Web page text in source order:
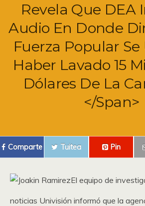
Revela Que DEA
Audio En Donde
Fuerza Popular
Haber Lavado 15
Dólares De La
</span>
Comparte Tuitea Pin
El equipo de
noticias Univisión informó que la